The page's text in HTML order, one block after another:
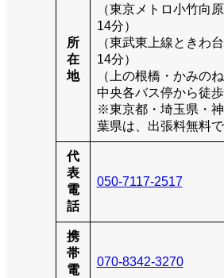
所
在
地
（東京メトロ小竹向
14分）
（東武東上線ときわ
14分）
（上の根橋・かみの
中央各バス停から徒歩
※東京都・埼玉県・
葉県は、出張料無料で
代
表
電
話
050-7117-2517
携
帯
電
070-8342-3270